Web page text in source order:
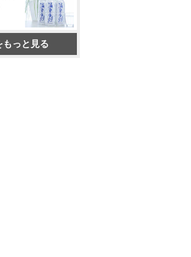
もっと見る